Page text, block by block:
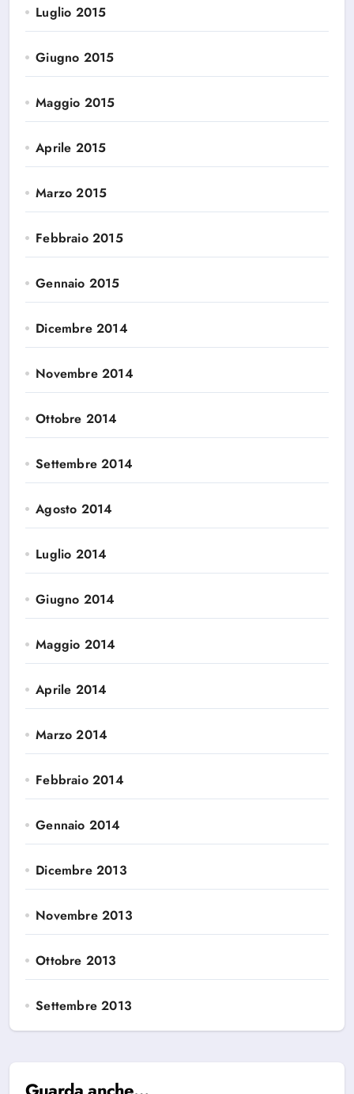
Luglio 2015
Giugno 2015
Maggio 2015
Aprile 2015
Marzo 2015
Febbraio 2015
Gennaio 2015
Dicembre 2014
Novembre 2014
Ottobre 2014
Settembre 2014
Agosto 2014
Luglio 2014
Giugno 2014
Maggio 2014
Aprile 2014
Marzo 2014
Febbraio 2014
Gennaio 2014
Dicembre 2013
Novembre 2013
Ottobre 2013
Settembre 2013